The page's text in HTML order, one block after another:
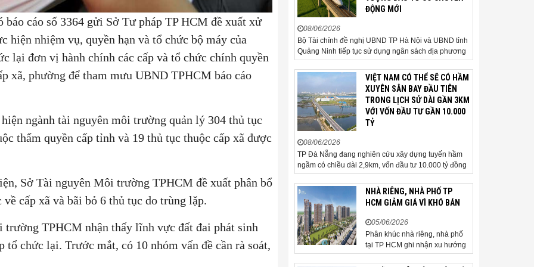
cáo số 3364 gửi Sở Tư pháp TP HCM đề xuất xử
hiện nhiệm vụ, quyền hạn và tổ chức bộ máy của
lại đơn vị hành chính các cấp và tổ chức chính quyền
xã, phường để tham mưu UBND TPHCM báo cáo
ngành tài nguyên môi trường quản lý 304 thủ tục
thẩm quyền cấp tỉnh và 19 thủ tục thuộc cấp xã được
Sở Tài nguyên Môi trường TPHCM đề xuất phân bổ
cấp xã và bãi bỏ 6 thủ tục do trùng lặp.
TPHCM nhận thấy lĩnh vực đất đai phát sinh
chức lại. Trước mắt, có 10 nhóm vấn đề cần rà soát,
ĐỘNG MỚI
08/06/2026
Bộ Tài chính đề nghị UBND TP Hà Nội và UBND tỉnh
Quảng Ninh tiếp tục sử dụng ngân sách địa phương
để thực hiện công tác giải phóng mặt bằng đối với
phần tuyến đi qua địa bàn hai địa phương, bảo đảm
tiến độ triển khai. Bộ Tài chính vừa có công văn...
VIỆT NAM CÓ THỂ SẼ CÓ HẦM
XUYÊN SÂN BAY ĐẦU TIÊN
TRONG LỊCH SỬ DÀI GẦN 3KM
VỚI VỐN ĐẦU TƯ GẦN 10.000
TỶ
08/06/2026
TP Đà Nẵng đang nghiên cứu xây dựng tuyến hầm
ngầm có chiều dài 2,9km, vốn đầu tư 10.000 tỷ đồng
đi qua sân bay quốc tế. TP Đà Nẵng đang nghiên
cứu một phương án hạ tầng mang tính đột phá khi đề
xuất xây dựng tuyến hầm ngầm xuyên qua khu vực
sân...
NHÀ RIÊNG, NHÀ PHỐ TP
HCM GIẢM GIÁ VÌ KHÓ BÁN
05/06/2026
Phân khúc nhà riêng, nhà phố
tại TP HCM ghi nhận xu hướng
giảm giá bán trong bối cảnh